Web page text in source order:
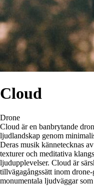
Cloud
Drone
Cloud är en banbrytande
ljudlandskap genom
Deras musik kännetecknas
texturer och meditativa
ljudupplevelser. Cloud är
tillvägagångssätt inom
monumentala ljudväggar